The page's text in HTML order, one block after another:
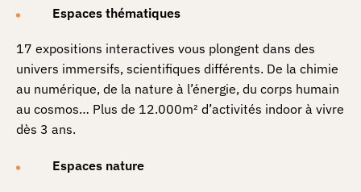
Espaces thématiques
17 expositions interactives vous plongent dans des
univers immersifs, scientifiques différents. De la chimie
au numérique, de la nature à l’énergie, du corps humain
au cosmos… Plus de 12.000m² d’activités indoor à vivre
dès 3 ans.
Espaces nature